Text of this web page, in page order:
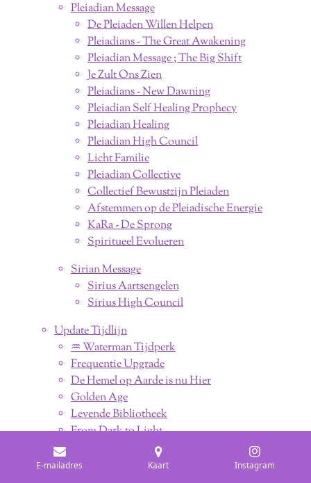
Pleiadian Message
De Pleiaden Willen Helpen
Pleiadians - The Great Awakening
Pleiadian Message ; The Big Shift
Je Zult Ons Zien
Pleiadians - New Dawning
Pleiadian Self Healing Prophecy
Pleiadian Healing
Pleiadian High Council
Licht Familie
Pleiadian Collective
Collectief Bewustzijn Pleiaden
Afstemmen op de Pleiadische Energie
KaRa - De Sprong
Spiritueel Evolueren
Sirian Message
Sirius Aartsengelen
Sirius High Council
Update Tijdlijn
♒︎ Waterman Tijdperk
Frequentie Upgrade
De Hemel op Aarde is nu Hier
Golden Age
Levende Bibliotheek
From Dark to Light
Voorbereiding The Event
Ascentie Update
E-mailadres Kaart Instagram